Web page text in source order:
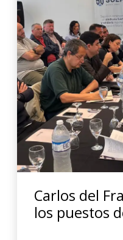
Carlos del
los puestos